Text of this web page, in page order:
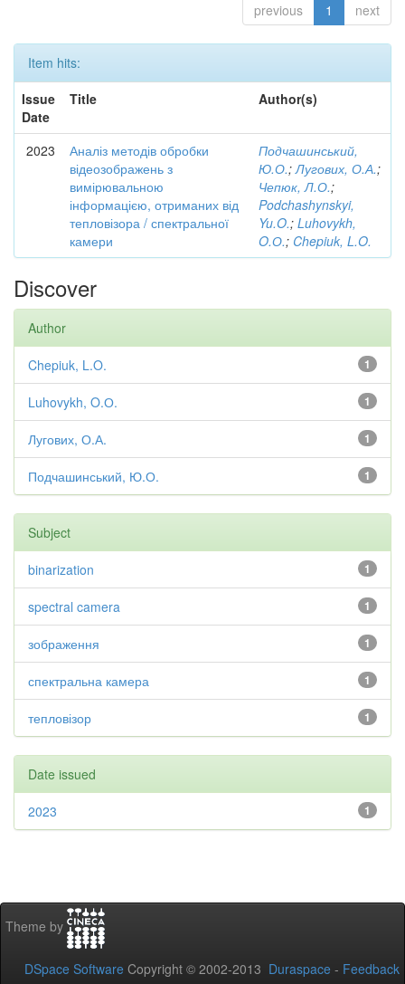
previous 1 next
Item hits:
Issue
Date
Title Author(s)
2023
Аналіз методів обробки
відеозображень з
вимірювальною
інформацією, отриманих від
тепловізора / спектральної
камери
Подчашинський,
Ю.О.;Лугових, О.А.;
Чепюк, Л.О.;
Podchashynskyi,
Yu.O.; Luhovykh,
O.О.; Chepiuk, L.O.
Discover
Author
1
Chepiuk, L.O.
1
Luhovykh, O.О.
1
Лугових, О.А.
1
Подчашинський, Ю.О.
Subject
1
binarization
1
spectral camera
1
зображення
1
спектральна камера
1
тепловізор
Date issued
1
2023
Theme by
DSpace Software Copyright © 2002-2013 Duraspace - Feedback